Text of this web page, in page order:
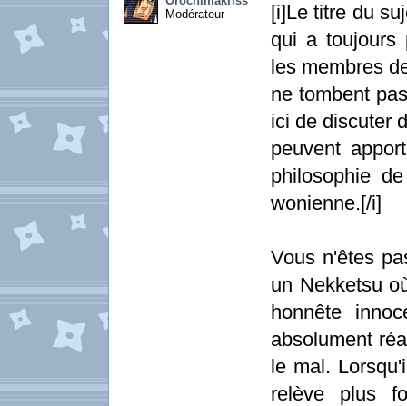
Modérateur
[i]Le titre du
qui a toujours
les membres
ne tombent
ici de discuter
peuvent
philosophie
wonienne.[/i]
Vous n'êtes
un Nekketsu
honnête
absolument
le mal.
relève plus